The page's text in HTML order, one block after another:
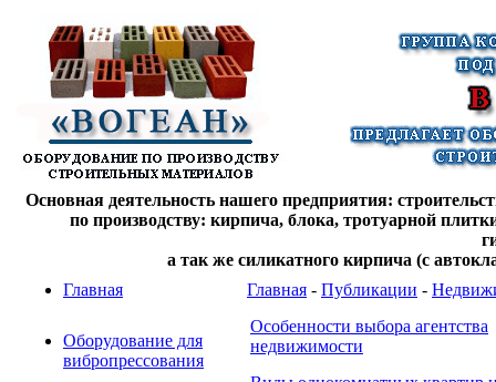
Основная деятельность нашего предприятия:
по производству: кирпича, блока, тротуарной
а так же силикатного кирпича (с
Главная
Оборудование для
вибропрессования
Главная - Публикации -
Особенности выбора агентства
недвижимости